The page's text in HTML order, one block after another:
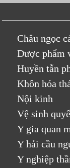
Châu ngọc
Dược phẩm
Huyền tẫn
Khôn hóa
Nội kinh
Vệ sinh
Y gia quan
Y hải cầu
Y nghiệp